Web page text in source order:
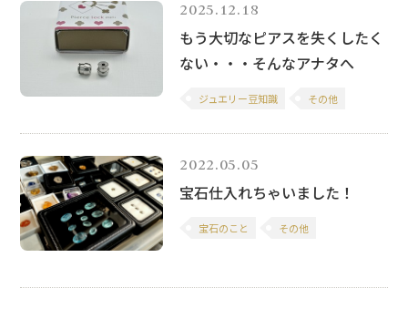
2025.12.18
もう大切なピアスを失くしたく
ない・・・そんなアナタへ
ジュエリー豆知識 その他
2022.05.05
宝石仕入れちゃいました！
宝石のこと その他